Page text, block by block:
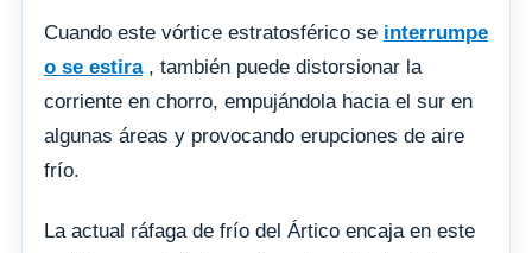
Cuando este vórtice estratosférico se interrumpe
o se estira, también puede distorsionar la
corriente en chorro, empujándola hacia el sur en
algunas áreas y provocando erupciones de aire
frío.
La actual ráfaga de frío del Ártico encaja en este